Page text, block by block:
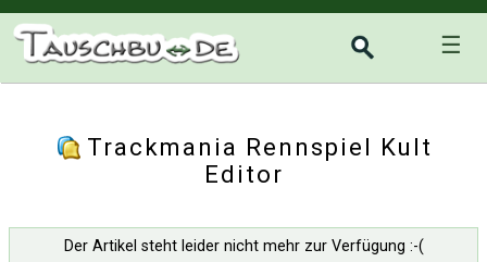
☰
Trackmania Rennspiel Kult
Editor
Der Artikel steht leider nicht mehr zur Verfügung :-(